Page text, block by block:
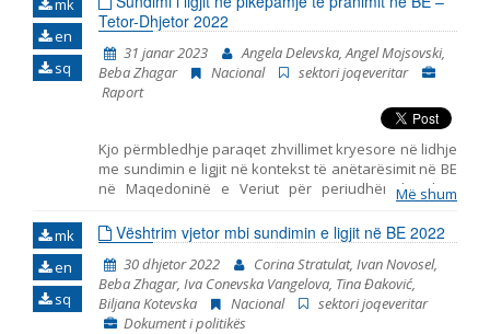
mk
en
sq
Tetor-Dhjetor 2022
31 janar 2023
Angela Delevska, Angel Mojsovski,
Beba Zhagar
Nacional
sektori joqeveritar
Raport
Kjo përmbledhje paraqet zhvillimet kryesore në lidhje
me sundimin e ligjit në kontekst të anëtarësimit në BE
në Maqedoninë e Veriut për periudhën korrik –
shtator 2022. Ai përfshin ndjekjen e bazave të
anëtarësimit në BE, duke përfshirë zhvillimet
kryesore në funksionimin e institucioneve
demokratike, reformën e administratës publike dhe
kapitullin 23: Gjyqësori dhe të Drejtat Themelore.
Më shum
mk
en
sq
Vështrim vjetor mbi sundimin e ligjit në BE 2022
30 dhjetor 2022
Corina Stratulat, Ivan Novosel,
Beba Zhagar, Iva Conevska Vangelova, Tina Đaković,
Biljana Kotevska
Nacional
sektori joqeveritar
Dokument i politikës